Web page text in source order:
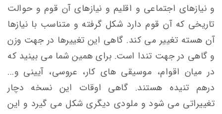
و نیازهای اجتماعی و اقلیم و نیازهای آن قوم و حوالت
تاریخی که آن قوم دارد شکل گرفته و متناسب با نیازها
آن هسته تغییر می کند. گاهی این تغییرها در جهت وزن
و گاهی در جهت تندا است. برای همین شما می بینید که
در میان اقوام، موسیقی های کار، عروسی، آیینی و...
درهم تنیده هستند. گاهی اوقات این نسخه دچار
تغییراتی می شود و ملودی دیگری شکل می گیرد و این